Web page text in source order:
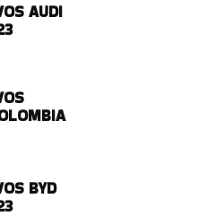
AUDI
BYD